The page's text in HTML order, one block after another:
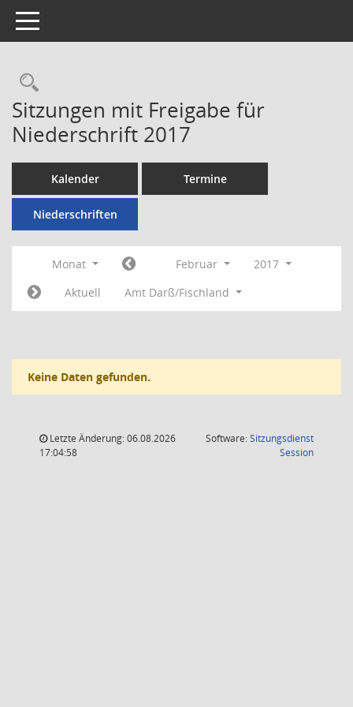
Toggle navigation
Rechercheauswahl
Sitzungen mit Freigabe für
Niederschrift 2017
Kalender Termine
Niederschriften
Monat Februar
2017
Aktuell
Amt Darß/Fischland
Keine Daten gefunden.
Letzte Änderung: 06.08.2026
17:04:58
Software:Sitzungsdienst
Session(Wird in